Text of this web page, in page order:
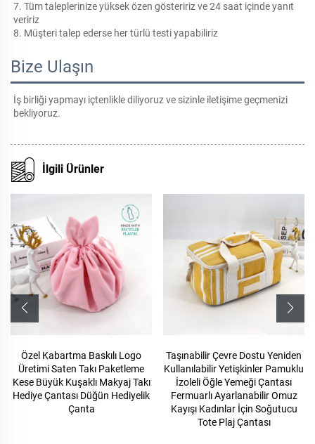
7. Tüm taleplerinize yüksek özen gösteririz ve 24 saat içinde yanıt
veririz
8. Müşteri talep ederse her türlü testi yapabiliriz
Bize Ulaşın
İş birliği yapmayı içtenlikle diliyoruz ve sizinle iletişime geçmenizi
bekliyoruz.
İlgili Ürünler
Özel Kabartma Baskılı Logo
Üretimi Saten Takı Paketleme
Kese Büyük Kuşaklı Makyaj Takı
Hediye Çantası Düğün Hediyelik
Çanta
Taşınabilir Çevre Dostu Yeniden
Kullanılabilir Yetişkinler Pamuklu
İzoleli Öğle Yemeği Çantası
Fermuarlı Ayarlanabilir Omuz
Kayışı Kadınlar İçin Soğutucu
Tote Plaj Çantası